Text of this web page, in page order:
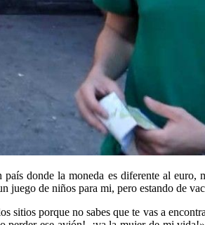
donde la moneda es diferente al euro,
de niños para mi, pero estando de
sitios porque no sabes que te vas a